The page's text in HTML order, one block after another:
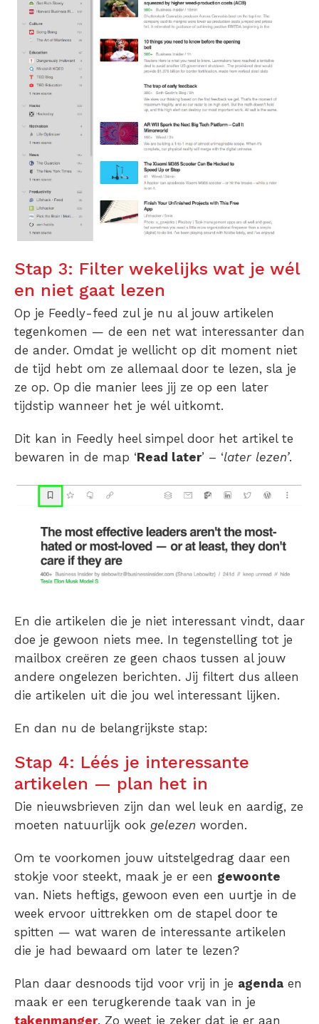
Stap 3: Filter wekelijks wat je wél
en niet gaat lezen
Op je Feedly-feed zul je nu al jouw artikelen
tegenkomen — de een net wat interessanter dan
de ander. Omdat je wellicht op dit moment niet
de tijd hebt om ze allemaal door te lezen, sla je
ze op. Op die manier lees jij ze op een later
tijdstip wanneer het je wél uitkomt.
Dit kan in Feedly heel simpel door het artikel te
bewaren in de map ‘Read later’ – ‘later lezen’.
En die artikelen die je niet interessant vindt, daar
doe je gewoon niets mee. In tegenstelling tot je
mailbox creëren ze geen chaos tussen al jouw
andere ongelezen berichten. Jij filtert dus alleen
die artikelen uit die jou wel interessant lijken.
En dan nu de belangrijkste stap:
Stap 4: Léés je interessante
artikelen — plan het in
Die nieuwsbrieven zijn dan wel leuk en aardig, ze
moeten natuurlijk ook gelezen worden.
Om te voorkomen jouw uitstelgedrag daar een
stokje voor steekt, maak je er een gewoonte
van. Niets heftigs, gewoon even een uurtje in de
week ervoor uittrekken om de stapel door te
spitten — wat waren de interessante artikelen
die je had bewaard om later te lezen?
Plan daar desnoods tijd voor vrij in je agenda en
maak er een terugkerende taak van in je
takenmanger. Zo weet je zeker dat je er aan